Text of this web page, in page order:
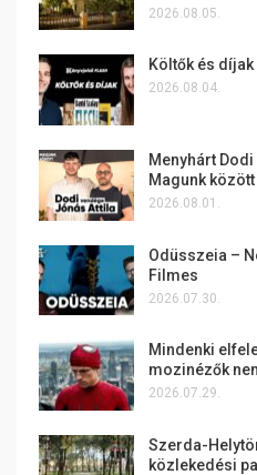
2026.08.05.
Költők és
2026.08.04.
Menyhárt Dodi
Magunk között
2026.08.01.
Odüsszeia –
Filmes
2026.07.30.
Mindenki
mozinézők
2026.07.29.
Szerda-
közlekedési